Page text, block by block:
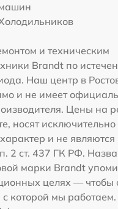
и техническим
Brandt по
Наш центр в
и не имеет
Цены на
носят исключительно
и не
2 ст. 437 ГК РФ.
марки Brandt
целях — чтобы
с которой мы